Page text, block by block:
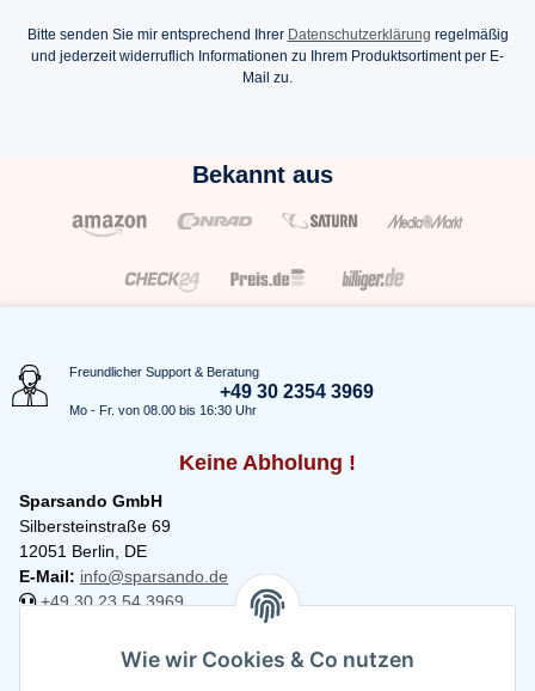
Bitte senden Sie mir entsprechend Ihrer Datenschutzerklärung regelmäßig
und jederzeit widerruflich Informationen zu Ihrem Produktsortiment per E-
Mail zu.
Bekannt aus
Freundlicher Support & Beratung
+49 30 2354 3969
Mo - Fr. von 08.00 bis 16:30 Uhr
Keine Abholung !
Sparsando GmbH
Silbersteinstraße 69
12051 Berlin, DE
E-Mail: info@sparsando.de
+49 30 23 54 3969
InformationenWie wir Cookies & Co nutzen